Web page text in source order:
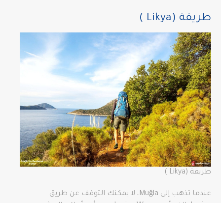
طريقة (Likya )
طريقة (Likya )
عندما تذهب إلى Muğla، لا يمكنك التوقف عن طريق